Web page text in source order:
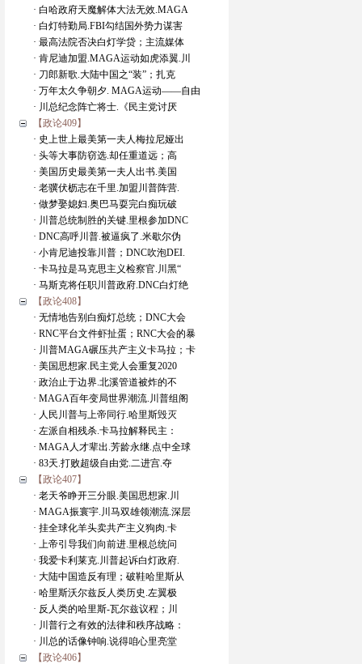
· 白哈政府天魔解体大法无效.MAGA
· 白灯特勤局.FBI勾结国外势力谋害
· 最高法院否决白灯学贷；主流媒体
· 肯尼迪加盟.MAGA运动如虎添翼.川
· 刀郎新歌.大陆中国之“装”；扎克
· 万年太久争朝夕. MAGA运动——自由
· 川总纪念阵亡将士.《民主党讨厌
【政论409】
· 史上世上最美第一夫人梅拉尼娅出
· 头等大事防窃选.却任重道远；高
· 美国历史最美第一夫人出书.美国
· 老骥伏枥志在千里.加盟川普阵营.
· 做梦娶媳妇.奥巴马耍完白痴玩破
· 川普总统制胜的关键.里根参加DNC
· DNC高呼川普.被逼疯了.米歇尔伪
· 小肯尼迪投靠川普；DNC吹泡DEI.
· 卡马拉是马克思主义检察官.川黑“
· 马斯克将任职川普政府.DNC白灯绝
【政论408】
· 无情地告别白痴灯总统；DNC大会
· RNC平台文件虾扯蛋；RNC大会的暴
· 川普MAGA碾压共产主义卡马拉；卡
· 美国思想家.民主党人会重复2020
· 政治止于边界.北溪管道被炸的不
· MAGA百年变局世界潮流.川普组阁
· 人民川普与上帝同行.哈里斯毁灭
· 左派自相残杀.卡马拉解释民主：
· MAGA人才辈出.芳龄永继.点中全球
· 83天.打败超级自由党.二进宫.夺
【政论407】
· 老天爷睁开三分眼.美国思想家.川
· MAGA振寰宇.川马双雄领潮流.深层
· 挂全球化羊头卖共产主义狗肉.卡
· 上帝引导我们向前进.里根总统问
· 我爱卡利莱克.川普起诉白灯政府.
· 大陆中国造反有理；破鞋哈里斯从
· 哈里斯沃尔兹反人类历史.左翼极
· 反人类的哈里斯-瓦尔兹议程；川
· 川普行之有效的法律和秩序战略：
· 川总的话像钟响.说得咱心里亮堂
【政论406】